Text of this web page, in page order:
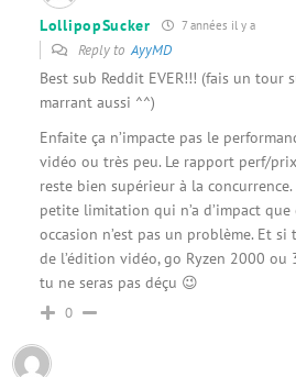
LollipopSucker 7 années il y a
Reply toAyyMD
Best sub Reddit EVER!!! (fais un tour
marrant aussi ^^)
Enfaite ça n’impacte pas le
vidéo ou très peu. Le rapport perf/
reste bien supérieur à la
petite limitation qui n’a d’impact que
occasion n’est pas un problème. Et si
de l’édition vidéo, go Ryzen 2000
tu ne seras pas déçu 😉
0